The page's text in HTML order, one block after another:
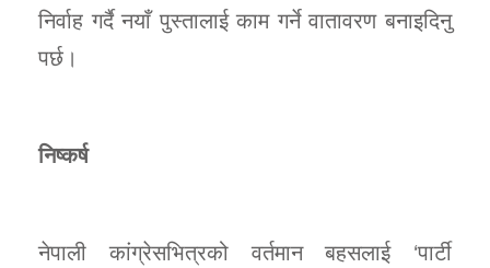
निर्वाह गर्दै नयाँ पुस्तालाई काम गर्ने वातावरण बनाइदिनु
पर्छ।
निष्कर्ष
नेपाली कांग्रेसभित्रको वर्तमान बहसलाई ‘पार्टी